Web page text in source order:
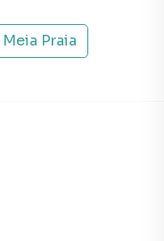
imóveis em diversas
focada em produzir
o que aumenta
e tendo como
ou alugar seu
Meia Praia